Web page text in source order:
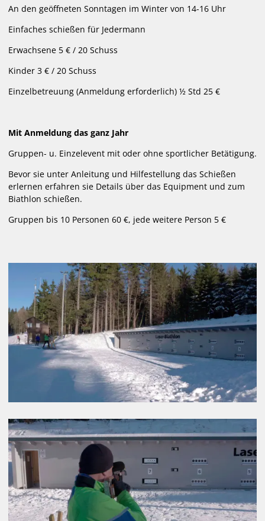
An den geöffneten Sonntagen im Winter von 14-16 Uhr
Einfaches schießen für Jedermann
Erwachsene 5 € / 20 Schuss
Kinder 3 € / 20 Schuss
Einzelbetreuung (Anmeldung erforderlich) ½ Std 25 €
Mit Anmeldung das ganz Jahr
Gruppen- u. Einzelevent mit oder ohne sportlicher Betätigung.
Bevor sie unter Anleitung und Hilfestellung das Schießen
erlernen erfahren sie Details über das Equipment und zum
Biathlon schießen.
Gruppen bis 10 Personen 60 €, jede weitere Person 5 €